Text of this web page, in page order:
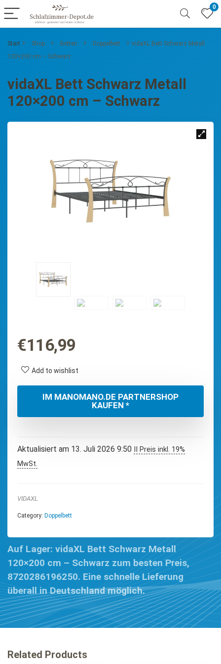
0
Start Shop Betten Doppelbett
vidaXL Bett Schwarz Metall
120×200 cm – Schwarz
vidaXL Bett Schwarz Metall
120×200 cm – Schwarz
€116,99
Add to wishlist
IM MANOMANO.DE PARTNERSHOP
KAUFEN *
Aktualisiert am 13. Juli 2026 9:50 II Preis inkl. 19%
MwSt.
VIDAXL
Category: Doppelbett
Auf Lager: vidaXL Bett Schwarz Metall
120×200 cm – Schwarz zum besten Preis,
8720286196250. Eine schnelle Lieferung
überall in Deutschland möglich.
Related Products